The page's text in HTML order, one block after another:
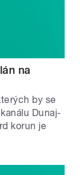
na
by se
Dunaj-
korun je